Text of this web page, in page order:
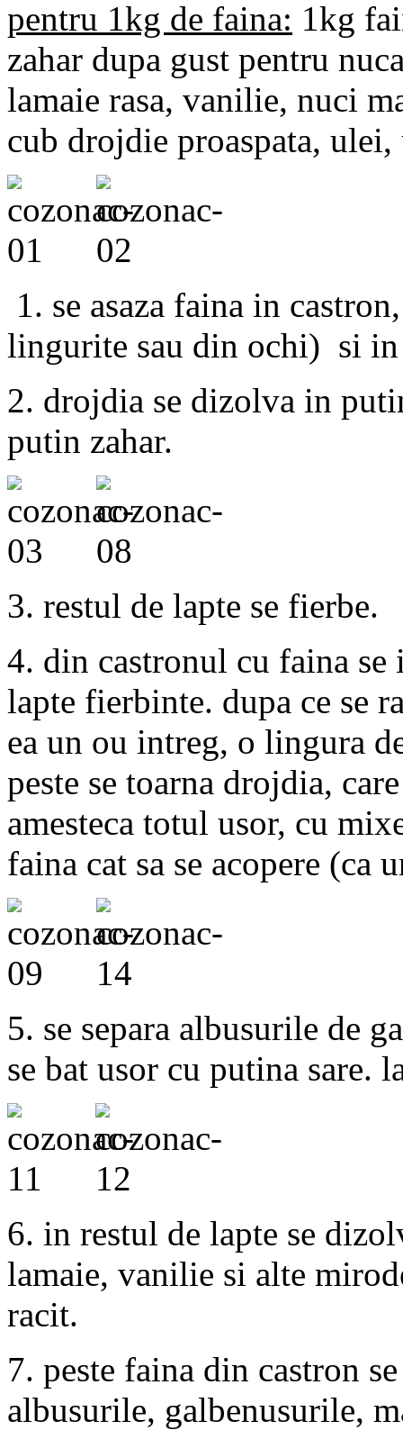
pentru 1kg de faina: 1kg
zahar dupa gust pentru
lamaie rasa, vanilie, nuci
cub drojdie proaspata,
1. se asaza faina in
lingurite sau din ochi) si in
2. drojdia se dizolva in
putin zahar.
3. restul de lapte se fierbe.
4. din castronul cu faina
lapte fierbinte. dupa ce se
ea un ou intreg, o lingura
peste se toarna drojdia,
amesteca totul usor, cu
faina cat sa se acopere (ca
5. se separa albusurile de
se bat usor cu putina sare.
6. in restul de lapte se
lamaie, vanilie si alte
racit.
7. peste faina din castron
albusurile, galbenusurile,